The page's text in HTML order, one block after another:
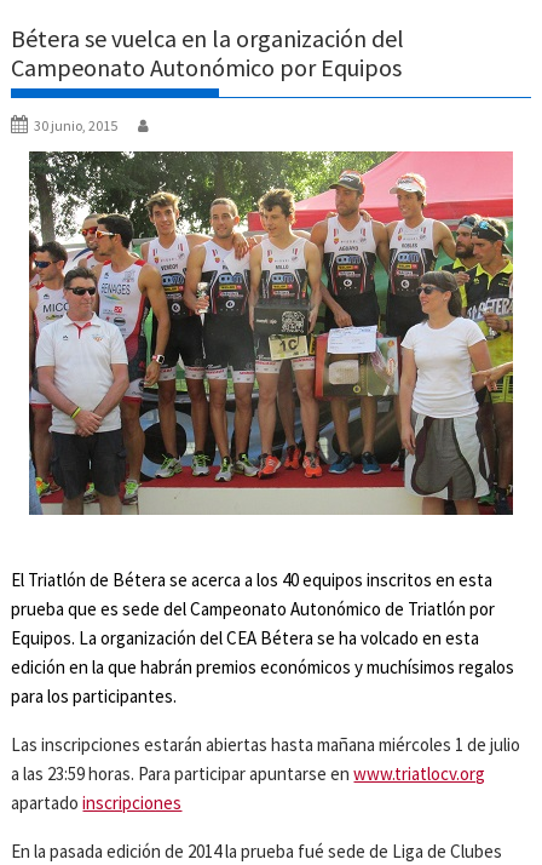
Bétera se vuelca en la organización del
Campeonato Autonómico por Equipos
30 junio, 2015
El Triatlón de Bétera se acerca a los 40 equipos inscritos en esta
prueba que es sede del Campeonato Autonómico de Triatlón por
Equipos. La organización del CEA Bétera se ha volcado en esta
edición en la que habrán premios económicos y muchísimos regalos
para los participantes.
Las inscripciones estarán abiertas hasta mañana miércoles 1 de julio
a las 23:59 horas. Para participar apuntarse enwww.triatlocv.org
apartadoinscripciones
En la pasada edición de 2014 la prueba fué sede de Liga de Clubes